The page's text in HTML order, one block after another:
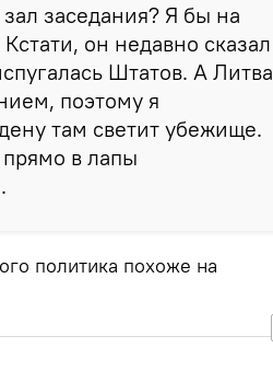
заседания? Я бы на
он недавно сказал
Штатов. А Литва
поэтому я
там светит убежище.
в лапы
политика похоже на